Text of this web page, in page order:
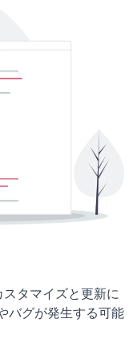
タマイズと更新に
バグが発生する可能